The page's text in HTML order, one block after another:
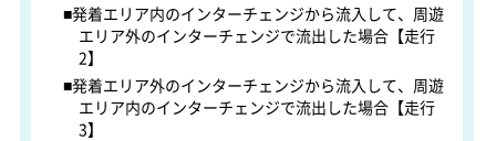
■発着エリア内のインターチェンジから流入して、周遊
エリア外のインターチェンジで流出した場合【走行
2】
■発着エリア外のインターチェンジから流入して、周遊
エリア内のインターチェンジで流出した場合【走行
3】